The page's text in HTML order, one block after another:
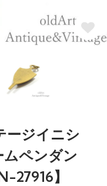
ージイニシ
ペンダン
27916】